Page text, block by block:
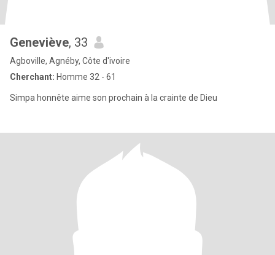
Geneviève, 33
Agboville, Agnéby, Côte d'ivoire
Cherchant: Homme 32 - 61
Simpa honnête aime son prochain à la crainte de Dieu